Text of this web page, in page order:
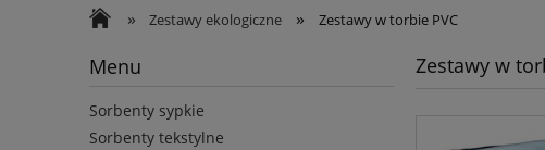
Szybki kontakt - tel.: 692 569 296
» Zestawy ekologiczne » Zestawy w torbie PVC
Menu
Sorbenty sypkie
Sorbenty tekstylne
Zestawy w